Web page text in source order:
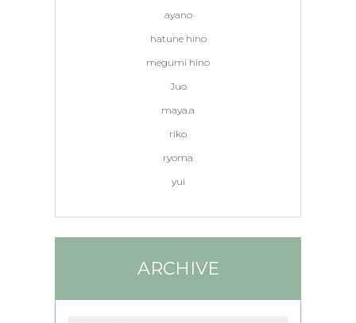
ayano
hatune hino
megumi hino
Juo
maya.a
riko
ryoma
yui
ARCHIVE